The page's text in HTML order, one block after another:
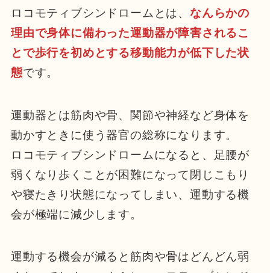
ロコモティブシンドロームとは、なんらかの
理由で身体に備わった運動器が障害されるこ
とで歩行を初めとする移動能力が低下した状
態です。
運動器とは筋肉や骨、関節や神経など身体を
動かすときに使う器官の総称になります。
ロコモティブシンドロームになると、足腰が
弱くなり歩くことが困難になって閉じこもり
や寝たきり状態になってしまい、運動する機
会が極端に減少します。
運動する機会が減ると筋肉や骨はどんどん弱